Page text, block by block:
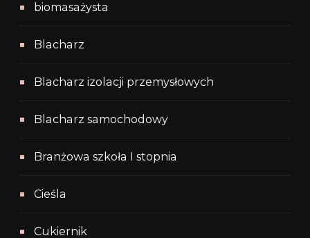
biomasażysta
Blacharz
Blacharz izolacji przemysłowych
Blacharz samochodowy
Branżowa szkoła I stopnia
Cieśla
Cukiernik